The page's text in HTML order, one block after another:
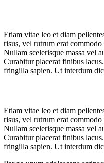
Etiam vitae leo et diam
risus, vel rutrum erat
Nullam scelerisque massa vel
Curabitur placerat finibus
fringilla sapien. Ut interdum
Etiam vitae leo et diam
risus, vel rutrum erat
Nullam scelerisque massa vel
Curabitur placerat finibus
fringilla sapien. Ut interdum